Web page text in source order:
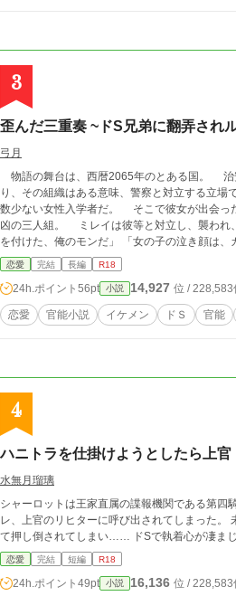
3
歪んだ三重奏 ~ドS兄弟に翻弄され
弓月
物語の舞台は、西暦2065年のとある国。 治安の乱れたこの国においてボディーガードは各界の要人や芸能人から大変な需要であ
り、その組織はある意味、警察と対立する立場でもあった。 『 ＬＧＡ 』 そこは最難関のガードマン養
数少ない女性入学者だ。 そこで彼女が出会ったのは、実力主義のその世界で頭角を現す非凡な三兄弟。 彼等は天才にして──最
凶の三人組。 ミレイは彼等と対立し、襲われ、歩み寄り、拒絶され、そして……惹かれていくことになる。 「こいつは俺が先に目
を付けた、俺のモンだ」 「女の子の泣き顔は、カワイイから好きだよ」 「痕を付けてやろうか……他の奴が引くくらいの、ﾄﾞｷﾞﾂｲの
恋愛 完結 長編 R18
24h.ポイント 56pt 小説 14,927 位 / 228,583
恋愛 官能小説 イケメン ドＳ 官能
4
ハニトラを仕掛けようとしたら上官
水無月瑠璃
シャーロットは王家直属の諜報機関である第四
レ、上官のリヒターに呼び出されてしまった。 未遂で終わったというのに、恋人でもあるリヒターは怒り心頭。 「おしおき」と称し
て押し倒されてしまい……
恋愛 完結 短編 R18
24h.ポイント 49pt 小説 16,136 位 / 228,583